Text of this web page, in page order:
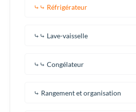
⤷⤷ Réfrigérateur
⤷⤷ Lave-vaisselle
⤷⤷ Congélateur
⤷ Rangement et organisation